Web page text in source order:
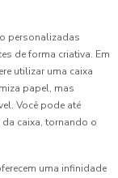
personalizadas
de forma criativa. Em
utilizar uma caixa
papel, mas
Você pode até
caixa, tornando o
uma infinidade